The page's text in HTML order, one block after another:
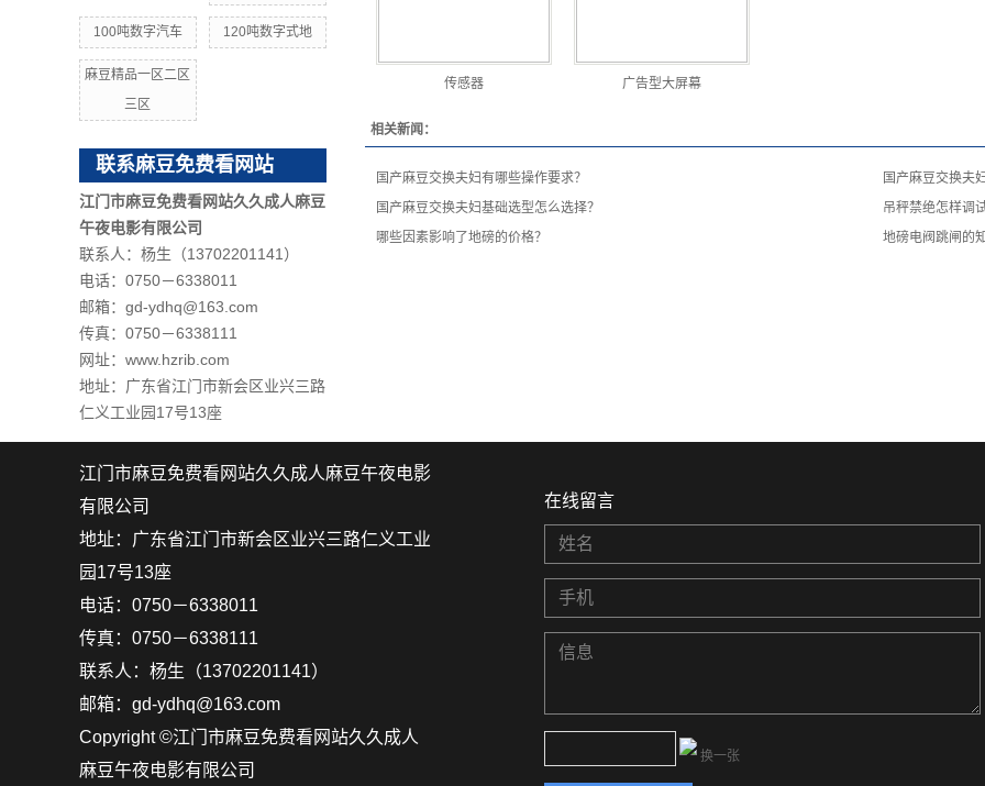
100吨数字汽车 120吨数字式地
麻豆精品一区二区
三区
联系麻豆免费看网站
江门市麻豆免费看网站久久成人麻豆
午夜电影有限公司
联系人：杨生（13702201141）
电话：0750－6338011
邮箱：gd-ydhq@163.com
传真：0750－6338111
网址： www.hzrib.com
地址：广东省江门市新会区业兴三路
仁义工业园17号13座
传感器 广告型大屏幕
相关新闻：
国产麻豆交换夫妇有哪些操作要求？
国产麻豆交换夫
国产麻豆交换夫妇基础选型怎么选择？
吊秤禁绝怎样调
哪些因素影响了地磅的价格？
地磅电阀跳闸的
江门市麻豆免费看网站久久成人麻豆午夜电影
有限公司
地址：广东省江门市新会区业兴三路仁义工业
园17号13座
电话：0750－6338011
传真：0750－6338111
联系人：杨生（13702201141）
邮箱：gd-ydhq@163.com
Copyright ©江门市麻豆免费看网站久久成人
麻豆午夜电影有限公司
在线留言
换一张